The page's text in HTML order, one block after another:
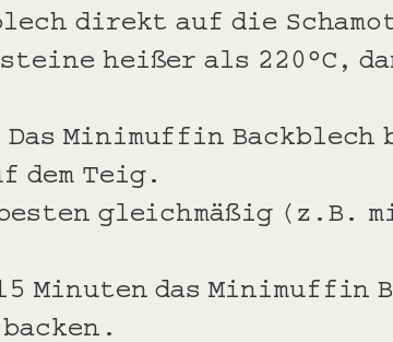
direkt auf die
heißer als 220°C,
Das Minimuffin
dem Teig.
besten gleichmäßig (z.B.
Minuten das Minimuffin